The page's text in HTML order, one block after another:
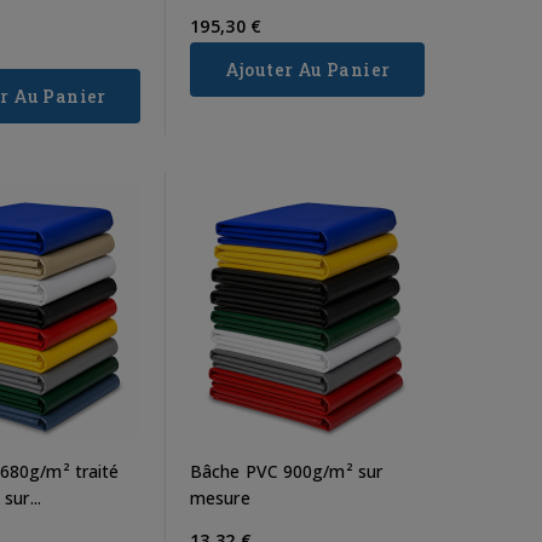
:
peut
Toile de paillage :
stop aux mauvaises
herbes sans produits
chimiques
Entretenir un jardin ou un
potager peut rapidement
devenir laborieux, surtout
contre les...
Installer un filet
brise vue :
design et budget
modèles qui se
vendent le plus)
Dans un jardin, sur
terrasse ou un
devenu un enjeu
Au Panier
195,30 €
Ajouter Au Panier
m² traité
Bâche PVC 900g/m² sur
mesure